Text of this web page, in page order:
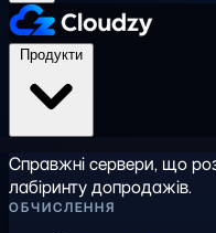
Справжні сервери, що
лабіринту допродажів.
ОБЧИСЛЕННЯ